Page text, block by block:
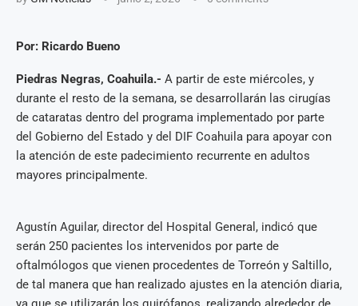
Por: Ricardo Bueno
Piedras Negras, Coahuila.- A partir de este miércoles, y
durante el resto de la semana, se desarrollarán las cirugías
de cataratas dentro del programa implementado por parte
del Gobierno del Estado y del DIF Coahuila para apoyar con
la atención de este padecimiento recurrente en adultos
mayores principalmente.
Agustín Aguilar, director del Hospital General, indicó que
serán 250 pacientes los intervenidos por parte de
oftalmólogos que vienen procedentes de Torreón y Saltillo,
de tal manera que han realizado ajustes en la atención diaria,